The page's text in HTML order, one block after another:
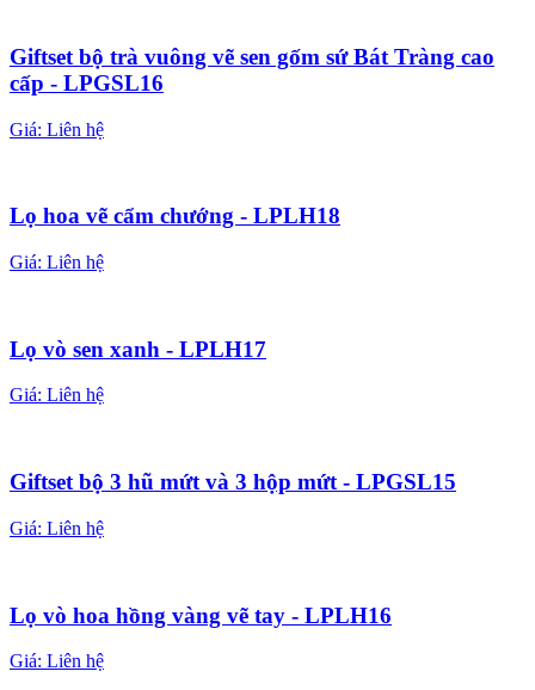
Giftset bộ trà vuông vẽ sen gốm sứ Bát Tràng cao
cấp - LPGSL16
Giá: Liên hệ
Lọ hoa vẽ cẩm chướng - LPLH18
Giá: Liên hệ
Lọ vò sen xanh - LPLH17
Giá: Liên hệ
Giftset bộ 3 hũ mứt và 3 hộp mứt - LPGSL15
Giá: Liên hệ
Lọ vò hoa hồng vàng vẽ tay - LPLH16
Giá: Liên hệ